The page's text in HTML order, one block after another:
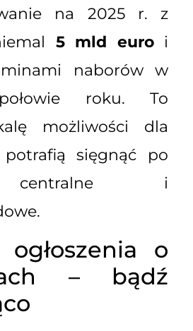
na 2025 r. z
5 mld euroi
naborów w
roku. To
możliwości dla
sięgnąć po
i
o
– bądź